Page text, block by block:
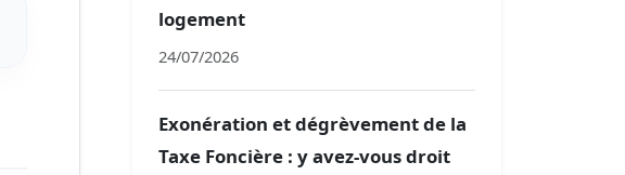
logement
24/07/2026
Exonération et dégrèvement de la
Taxe Foncière : y avez-vous droit